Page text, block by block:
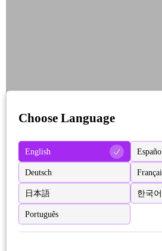
Choose Language
English
Deutsch
日本語 한국어
Português